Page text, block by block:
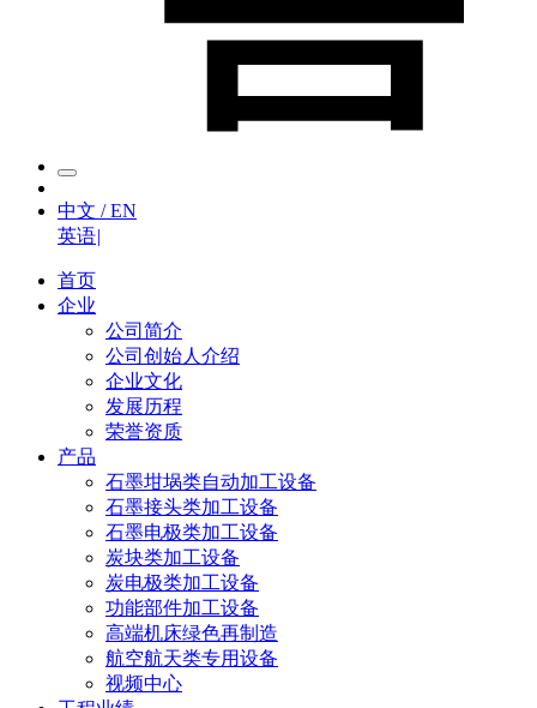
中文 / EN
英语|
首页
企业
公司简介
公司创始人介绍
企业文化
发展历程
荣誉资质
产品
石墨坩埚类自动加工设备
石墨接头类加工设备
石墨电极类加工设备
炭块类加工设备
炭电极类加工设备
功能部件加工设备
高端机床绿色再制造
航空航天类专用设备
视频中心